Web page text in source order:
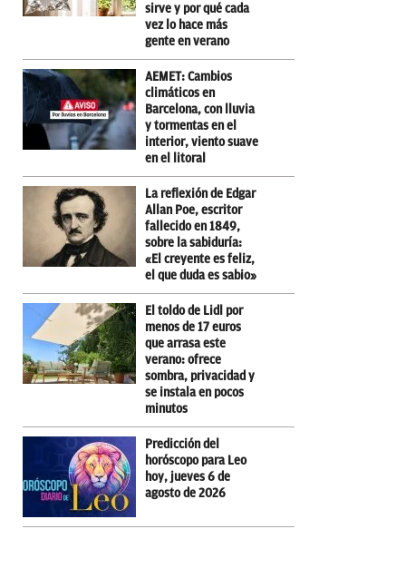
sirve y por qué cada
vez lo hace más
gente en verano
AEMET: Cambios
climáticos en
Barcelona, con lluvia
y tormentas en el
interior, viento suave
en el litoral
La reflexión de Edgar
Allan Poe, escritor
fallecido en 1849,
sobre la sabiduría:
«El creyente es feliz,
el que duda es sabio»
El toldo de Lidl por
menos de 17 euros
que arrasa este
verano: ofrece
sombra, privacidad y
se instala en pocos
minutos
Predicción del
horóscopo para Leo
hoy, jueves 6 de
agosto de 2026